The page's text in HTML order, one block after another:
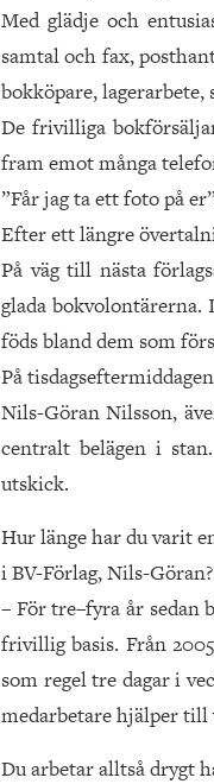
Med glädje och
samtal och fax,
bokköpare, lagerarbete,
De frivilliga
fram emot många
”Får jag ta ett foto på
Efter ett längre
På väg till nästa
glada bokvolontärerna.
föds bland dem som
På
Nils-Göran Nilsson,
centralt belä­gen i
utskick.
Hur länge har du varit
i BV-Förlag, Nils-Göran?
– För tre–fyra år sedan
frivillig basis. Från
som regel tre dagar i
medarbetare hjälper till
Du arbetar alltså drygt